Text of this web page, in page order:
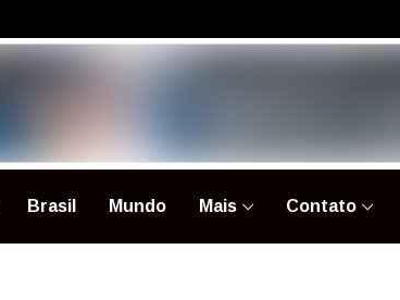
Brasil Mundo Mais Contato